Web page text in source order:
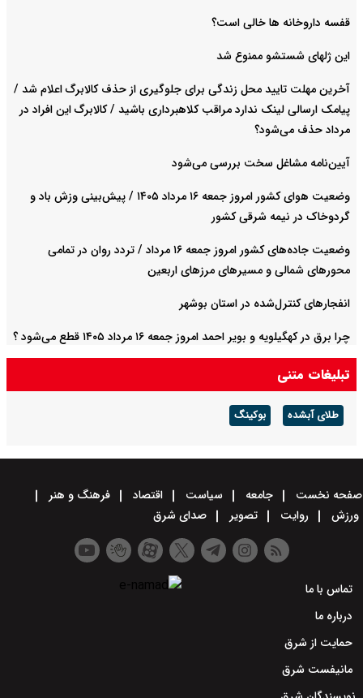
قفسه داروخانه ها خالی است؟
این ژلهای شستشو ممنوع شد
آخرین مهلت تایید محل زندگی برای جلوگیری از حذف کالابرگ اعلام شد /
پیامک ارسالی لینک ندارد مراقب کلاهبرداری باشید / کالابرگ این افراد در
مرداد حذف می‌شود؟
آیین‌نامه مشاغل سخت بررسی می‌شود
وضعیت هوای کشور امروز جمعه ۱۶ مرداد ۱۴۰۵ / پیش‌بینی وزش باد و
گردوخاک در نیمه شرقی کشور
وضعیت جاده‌های کشور امروز جمعه ۱۶ مرداد / تردد روان در تمامی
محورهای شمالی و مسیرهای مرزهای اربعین
انفجارهای کنترل‌شده در استان بوشهر
چرا برق در کهگیلویه و بویر احمد امروز جمعه ۱۶ مرداد ۱۴۰۵ قطع می‌شود ؟
+ جدول خاموشی
تبلیغات متنی
طلای آبشده بوکینگ
صفحه نخست جامعه سیاست اقتصاد
فرهنگ و هنر
ورزش
روایت تصویر صدای شرق
تماس با ما
درباره ما
حمایت از شرق
مانیفست شرق